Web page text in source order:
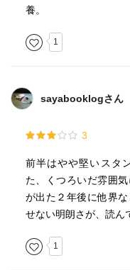
養。
1
sayabooklogさん
3
前半はやや堅いスタ
た、くつろいだ雰囲
が出た２年後に他界
せない明朗さが、読ん
1